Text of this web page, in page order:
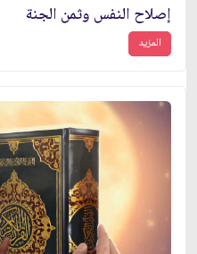
إصلاح النفس‏ وثمن الجنة
المزيد